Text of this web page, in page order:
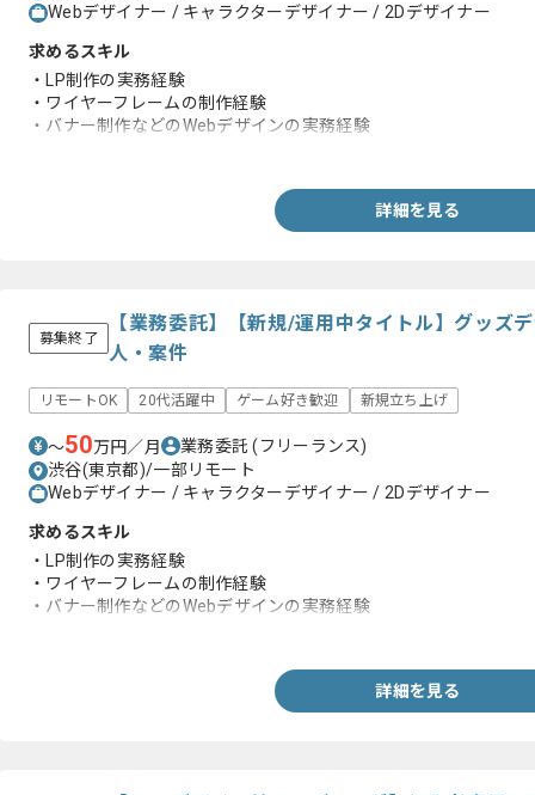
Webデザイナー / キャラクターデザイナー / 2Dデザイナー
求めるスキル
・LP制作の実務経験
・ワイヤーフレームの制作経験
・バナー制作などのWebデザインの実務経験
詳細を見る
募集終了
【業務委託】【新規/運用中タイトル】グッズ
人・案件
リモートOK 20代活躍中 ゲーム好き歓迎 新規立ち上げ
〜50万円／月 業務委託(フリーランス)
渋谷(東京都)/一部リモート
Webデザイナー / キャラクターデザイナー / 2Dデザイナー
求めるスキル
・LP制作の実務経験
・ワイヤーフレームの制作経験
・バナー制作などのWebデザインの実務経験
詳細を見る